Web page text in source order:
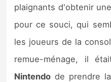
Précommandes
Sorties de jeux
Bons plans
plaignants d'obtenir
pour ce souci, qui
les joueurs de la
remue-ménage, il
Nintendo de prendre